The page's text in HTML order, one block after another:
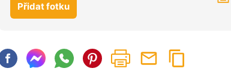
Přidat fotku